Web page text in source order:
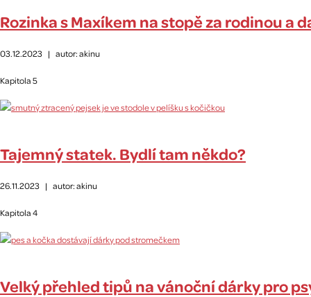
Rozinka s Maxíkem na stopě za rodinou a
03.12.2023 | autor: akinu
Kapitola 5
Tajemný statek. Bydlí tam někdo?
26.11.2023 | autor: akinu
Kapitola 4
Velký přehled tipů na vánoční dárky pro